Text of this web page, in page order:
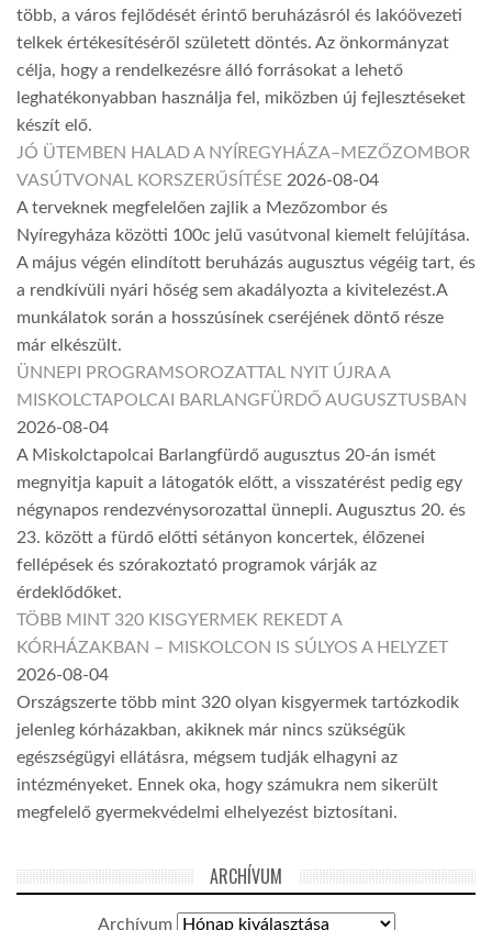
több, a város fejlődését érintő beruházásról és lakóövezeti
telkek értékesítéséről született döntés. Az önkormányzat
célja, hogy a rendelkezésre álló forrásokat a lehető
leghatékonyabban használja fel, miközben új fejlesztéseket
készít elő.
JÓ ÜTEMBEN HALAD A NYÍREGYHÁZA–MEZŐZOMBOR
VASÚTVONAL KORSZERŰSÍTÉSE 2026-08-04
A terveknek megfelelően zajlik a Mezőzombor és
Nyíregyháza közötti 100c jelű vasútvonal kiemelt felújítása.
A május végén elindított beruházás augusztus végéig tart, és
a rendkívüli nyári hőség sem akadályozta a kivitelezést.A
munkálatok során a hosszúsínek cseréjének döntő része
már elkészült.
ÜNNEPI PROGRAMSOROZATTAL NYIT ÚJRA A
MISKOLCTAPOLCAI BARLANGFÜRDŐ AUGUSZTUSBAN
2026-08-04
A Miskolctapolcai Barlangfürdő augusztus 20-án ismét
megnyitja kapuit a látogatók előtt, a visszatérést pedig egy
négynapos rendezvénysorozattal ünnepli. Augusztus 20. és
23. között a fürdő előtti sétányon koncertek, élőzenei
fellépések és szórakoztató programok várják az
érdeklődőket.
TÖBB MINT 320 KISGYERMEK REKEDT A
KÓRHÁZAKBAN – MISKOLCON IS SÚLYOS A HELYZET
2026-08-04
Országszerte több mint 320 olyan kisgyermek tartózkodik
jelenleg kórházakban, akiknek már nincs szükségük
egészségügyi ellátásra, mégsem tudják elhagyni az
intézményeket. Ennek oka, hogy számukra nem sikerült
megfelelő gyermekvédelmi elhelyezést biztosítani.
ARCHÍVUM
Archívum